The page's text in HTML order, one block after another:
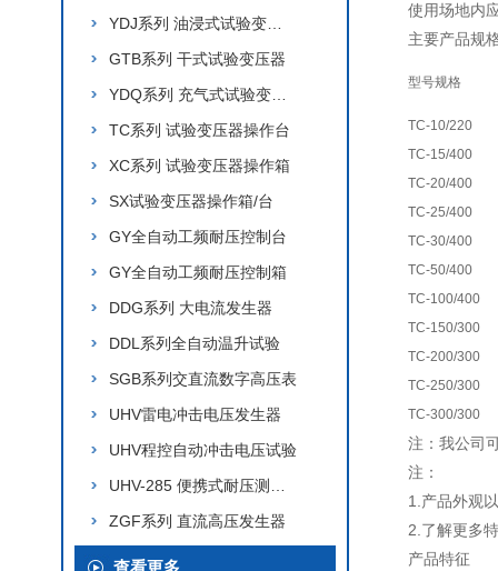
GTB系列 干式试验变压器
TC系列 试验变压器操作台
XC系列 试验变压器操作箱
SX试验变压器操作箱/台
GY全自动工频耐压控制台
GY全自动工频耐压控制箱
DDG系列 大电流发生器
DDL系列全自动温升试验
SGB系列交直流数字高压表
UHV雷电冲击电压发生器
UHV程控自动冲击电压试验
ZGF系列 直流高压发生器
查看更多
使用场地内
主要产品规
型号规格
TC-10/220
TC-15/400
TC-20/400
TC-25/400
TC-30/400
TC-50/400
TC-100/400
TC-150/300
TC-200/300
TC-250/300
TC-300/300
注：我公司
注：
1.产品外观
2.了解更多
产品特征